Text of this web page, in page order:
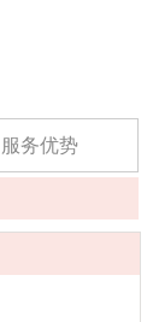
服务优势